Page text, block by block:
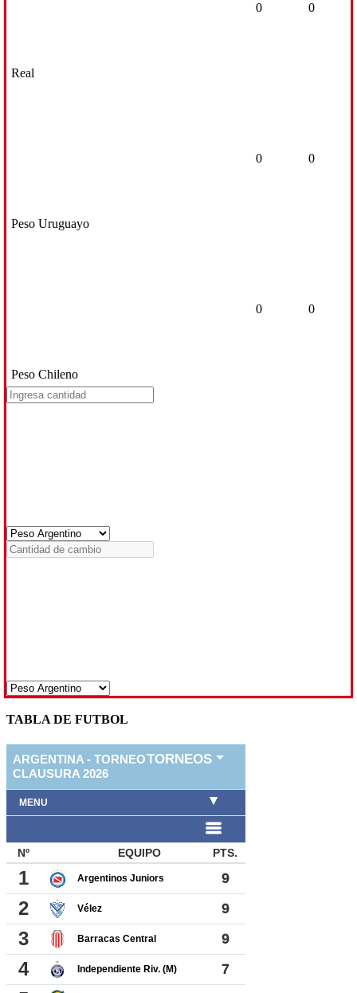
Real
0 0
Peso Uruguayo
0 0
Peso Chileno
0 0
TABLA DE FUTBOL